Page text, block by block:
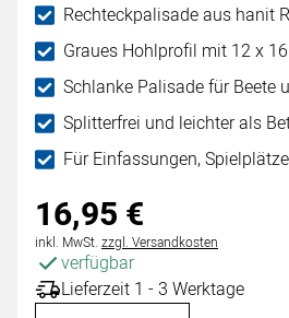
Rechteckpalisade aus hanit
Graues Hohlprofil mit 12 x
Schlanke Palisade für Beete
Splitterfrei und leichter als
Für Einfassungen,
16,95 €
Steuerhinweis:
inkl. MwSt. zzgl. Versandkosten
verfügbar
Lieferzeit 1 - 3 Werktage